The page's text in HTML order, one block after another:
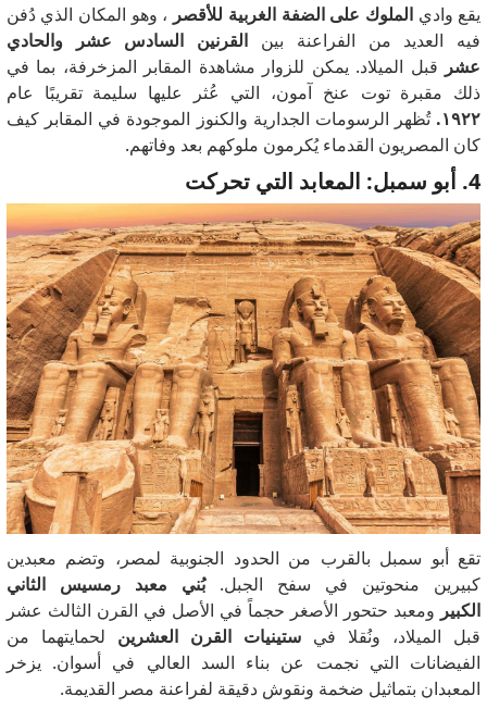
يقع واديالملوك على الضفة الغربية للأقصر ، وهو المكان الذي دُفن
فيه العديد من الفراعنة بين القرنين السادس عشر والحادي
عشر قبل الميلاد. يمكن للزوار مشاهدة المقابر المزخرفة، بما في
ذلك مقبرة توت عنخ آمون، التي عُثر عليها سليمة تقريبًا عام
١٩٢٢. تُظهر الرسومات الجدارية والكنوز الموجودة في المقابر كيف
كان المصريون القدماء يُكرمون ملوكهم بعد وفاتهم.
4. أبو سمبل: المعابد التي تحركت
تقع أبو سمبل بالقرب من الحدود الجنوبية لمصر، وتضم معبدين
كبيرين منحوتين في سفح الجبل.بُني معبد رمسيس الثاني
الكبير ومعبد حتحور الأصغر حجماً في الأصل في القرن الثالث عشر
قبل الميلاد، ونُقلا في ستينيات القرن العشرين لحمايتهما من
الفيضانات التي نجمت عن بناء السد العالي في أسوان. يزخر
المعبدان بتماثيل ضخمة ونقوش دقيقة لفراعنة مصر القديمة.